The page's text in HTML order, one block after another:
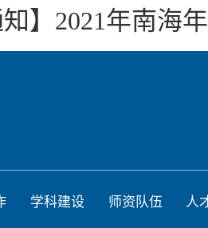
知】2021年南海
学科建设 师资队伍 人